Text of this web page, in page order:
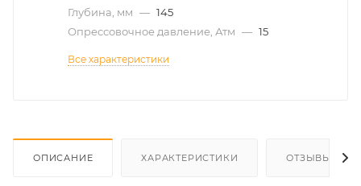
Глубина, мм — 145
Опрессовочное давление, Атм — 15
Все характеристики
ОПИСАНИЕ ХАРАКТЕРИСТИКИ ОТЗЫВЫ